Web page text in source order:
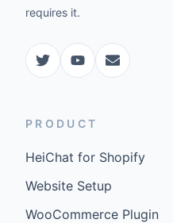
requires it.
PRODUCT
HeiChat for Shopify
Website Setup
WooCommerce Plugin